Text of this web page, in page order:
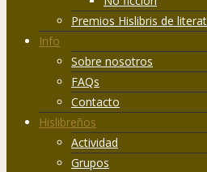
Premios Hislibris de
Info
Sobre nosotros
FAQs
Contacto
Hislibreños
Actividad
Grupos